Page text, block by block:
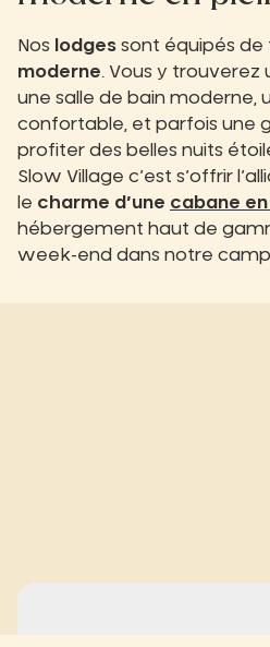
Nos lodges sont équipés de
moderne. Vous y trouverez
une salle de bain moderne,
confortable, et parfois une
profiter des belles nuits
Slow Village c’est s’offrir
le charme d’une cabane
hébergement haut de
week-end dans notre